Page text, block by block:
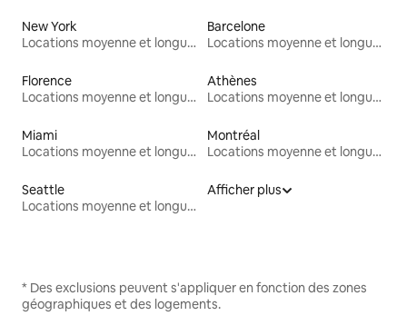
New York
Locations moyenne et longue durée
Barcelone
Locations moyenne et longue durée
Florence
Locations moyenne et longue durée
Athènes
Locations moyenne et longue durée
Miami
Locations moyenne et longue durée
Montréal
Locations moyenne et longue durée
Seattle
Locations moyenne et longue durée
Afficher plus
* Des exclusions peuvent s'appliquer en fonction des zones
géographiques et des logements.